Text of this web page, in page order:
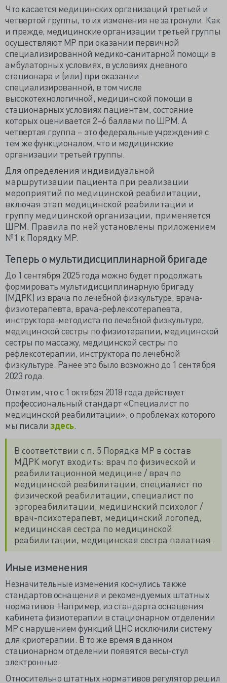
Что касается медицинских организаций третьей и
четвертой группы, то их изменения не затронули. Как
и прежде, медицинские организации третьей группы
осуществляют МР при оказании первичной
специализированной медико-санитарной помощи в
амбулаторных условиях, в условиях дневного
стационара и (или) при оказании
специализированной, в том числе
высокотехнологичной, медицинской помощи в
стационарных условиях пациентам, состояние
которых оценивается 2–6 баллами по ШРМ. А
четвертая группа – это федеральные учреждения с
тем же функционалом, что и медицинские
организации третьей группы.
Для определения индивидуальной
маршрутизации пациента при реализации
мероприятий по медицинской реабилитации,
включая этап медицинской реабилитации и
группу медицинской организации, применяется
ШРМ. Правила по ней установлены приложением
№1 к Порядку МР.
Теперь о мультидисциплинарной бригаде
До 1 сентября 2025 года можно будет продолжать
формировать мультидисциплинарную бригаду
(МДРК) из врача по лечебной физкультуре, врача-
физиотерапевта, врача-рефлексотерапевта,
инструктора-методиста по лечебной физкультуре,
медицинской сестры по физиотерапии, медицинской
сестры по массажу, медицинской сестры по
рефлексотерапии, инструктора по лечебной
физкультуре. Ранее это было возможно до 1 сентября
2023 года.
Отметим, что с 1 октября 2018 года действует
профессиональный стандарт «Специалист по
медицинской реабилитации», о проблемах которого
мы писали здесь.
В соответствии с п. 5 Порядка МР в состав
МДРК могут входить: врач по физической и
реабилитационной медицине / врач по
медицинской реабилитации, специалист по
физической реабилитации, специалист по
эргореабилитации, медицинский психолог /
врач-психотерапевт, медицинский логопед,
медицинская сестра по медицинской
реабилитации, медицинская сестра палатная.
Иные изменения
Незначительные изменения коснулись также
стандартов оснащения и рекомендуемых штатных
нормативов. Например, из стандарта оснащения
кабинета физиотерапии в стационарном отделении
МР с нарушением функций ЦНС исключили систему
для криотерапии. В то же время в данном
стационарном отделении появятся весы-стул
электронные.
Относительно штатных нормативов регулятор решил